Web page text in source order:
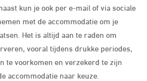
kun je ook per e-mail of via sociale
met de accommodatie om je
Het is altijd aan te raden om
vooral tijdens drukke periodes,
te voorkomen en verzekerd te zijn
accommodatie naar keuze.